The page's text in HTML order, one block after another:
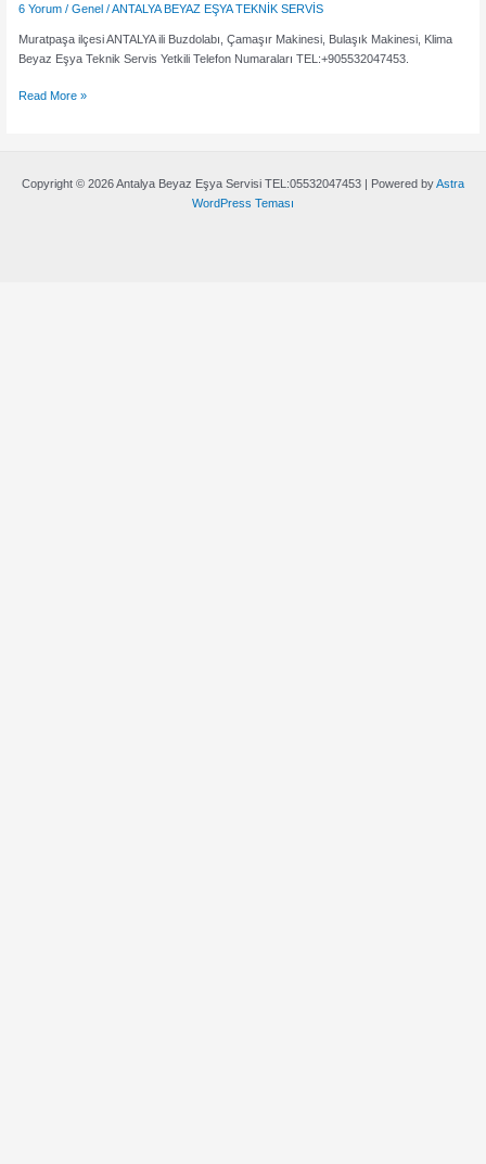
6 Yorum / Genel/ANTALYA BEYAZ EŞYA TEKNİK SERVİS
Muratpaşa ilçesi ANTALYA ili Buzdolabı, Çamaşır Makinesi, Bulaşık Makinesi, Klima
Beyaz Eşya Teknik Servis Yetkili Telefon Numaraları TEL:+905532047453.
MURATPAŞA
Read More »
Copyright © 2026 Antalya Beyaz Eşya Servisi TEL:05532047453 | Powered byAstra
WordPress Teması